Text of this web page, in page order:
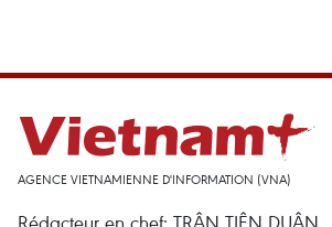
AGENCE VIETNAMIENNE D'INFORMATION (VNA)
Rédacteur en chef: TRÂN TIÊN DUÂN